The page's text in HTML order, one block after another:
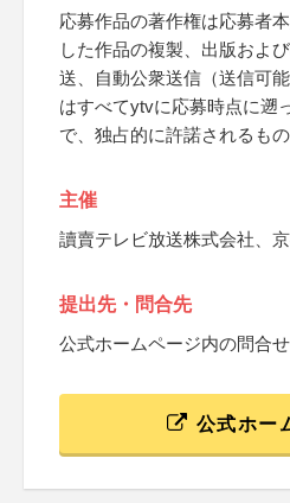
応募作品の著作権は応募者
した作品の複製、出版およ
送、自動公衆送信（送信可
はすべてytvに応募時点に遡
で、独占的に許諾されるも
主催
讀賣テレビ放送株式会社、
提出先・問合先
公式ホームページ内の問合
公式ホー